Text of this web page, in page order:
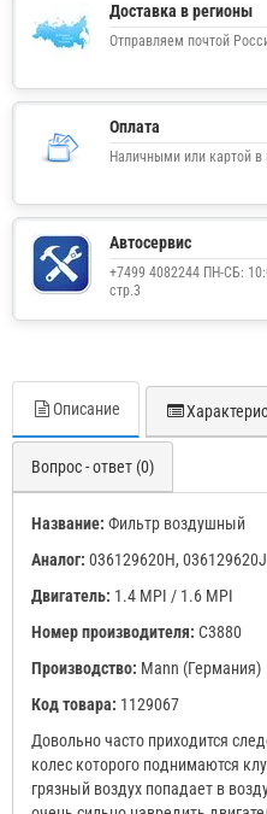
Доставка в регионы
Отправляем почтой
Оплата
Наличными или картой в
Автосервис
+7499 4082244 ПН-СБ:
стр.3
Описание
Вопрос - ответ (0)
Название: Фильтр воздушный
Аналог: 036129620H, 036129620J
Двигатель: 1.4 MPI / 1.6 MPI
Номер производителя: C3880
Производство: Mann (Германия)
Код товара: 1129067
Довольно часто приходится
колес которого поднимаются
грязный воздух попадает в